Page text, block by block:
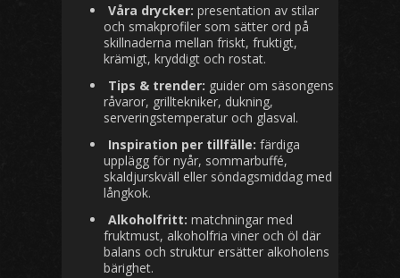
Våra drycker: presentation av stilar
och smakprofiler som sätter ord på
skillnaderna mellan friskt, fruktigt,
krämigt, kryddigt och rostat.
Tips & trender: guider om säsongens
råvaror, grilltekniker, dukning,
serveringstemperatur och glasval.
Inspiration per tillfälle: färdiga
upplägg för nyår, sommarbuffé,
skaldjurskväll eller söndagsmiddag med
långkok.
Alkoholfritt: matchningar med
fruktmust, alkoholfria viner och öl där
balans och struktur ersätter alkoholens
bärighet.